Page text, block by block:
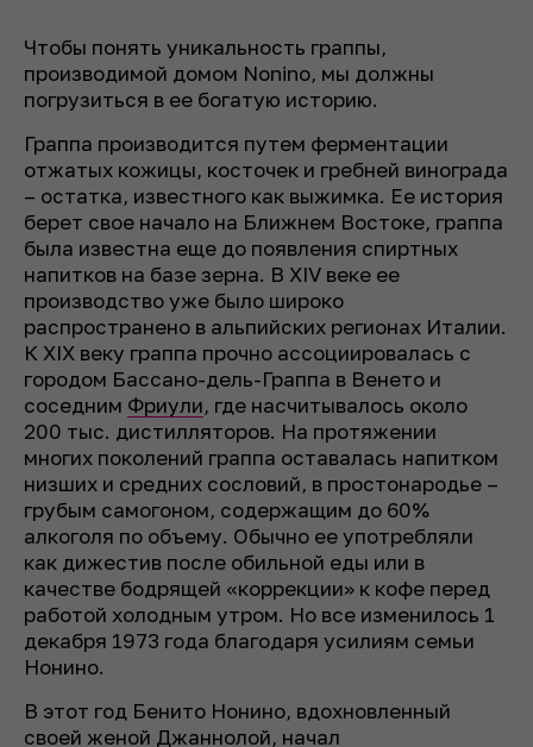
Чтобы понять уникальность граппы,
производимой домом Nonino, мы должны
погрузиться в ее богатую историю.
Граппа производится путем ферментации
отжатых кожицы, косточек и гребней винограда
– остатка, известного как выжимка. Ее история
берет свое начало на Ближнем Востоке, граппа
была известна еще до появления спиртных
напитков на базе зерна. В XIV веке ее
производство уже было широко
распространено в альпийских регионах Италии.
К XIX веку граппа прочно ассоциировалась с
городом Бассано-дель-Граппа в Венето и
соседним Фриули, где насчитывалось около
200 тыс. дистилляторов. На протяжении
многих поколений граппа оставалась напитком
низших и средних сословий, в простонародье –
грубым самогоном, содержащим до 60%
алкоголя по объему. Обычно ее употребляли
как дижестив после обильной еды или в
качестве бодрящей «коррекции» к кофе перед
работой холодным утром. Но все изменилось 1
декабря 1973 года благодаря усилиям семьи
Нонино.
В этот год Бенито Нонино, вдохновленный
своей женой Джаннолой, начал